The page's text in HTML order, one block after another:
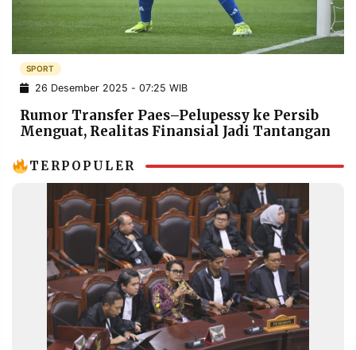
PRIVACY
POLICY
BERITA
WARGA
INFORMASI
IKLAN
KIRIM
PENGADUAN TERM
OF
SERVICE
IKUTI
SPORT
26 Desember 2025 - 07:25 WIB
Rumor Transfer Paes–Pelupessy ke Persib
Menguat, Realitas Finansial Jadi Tantangan
TERPOPULER